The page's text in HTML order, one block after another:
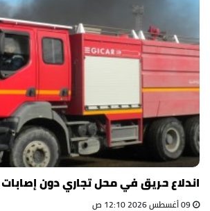
اندلاع حريق في محل تجاري دون